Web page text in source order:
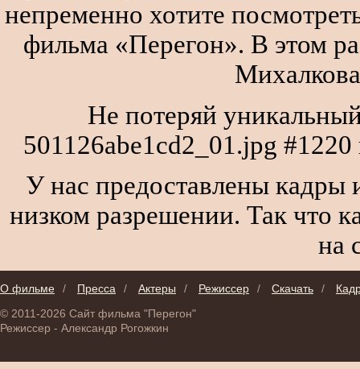
непременно хотите
фильма «Перегон». В этом
Не потеряй
501126abe1cd2_01.jpg
У нас предоставлены кадры
низком разрешении. Так что
на
О фильме / Пресса / Актеры / Режиссер / Скачать /
© 2011-2026 Сайт фильма "Перегон"
Режиссер - Александр Рогожкин